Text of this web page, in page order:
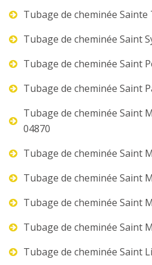
Tubage de cheminée Sainte
Tubage de cheminée Saint
Tubage de cheminée Saint
Tubage de cheminée Saint
Tubage de cheminée Saint
04870
Tubage de cheminée Saint
Tubage de cheminée Saint
Tubage de cheminée Saint
Tubage de cheminée Saint
Tubage de cheminée Saint